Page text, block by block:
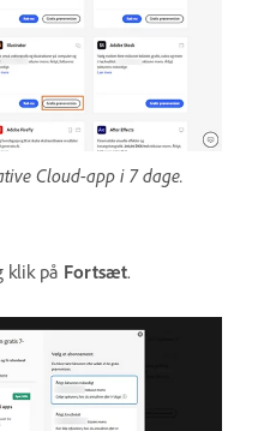
Cloud-app i 7 dage.
klik på Fortsæt.